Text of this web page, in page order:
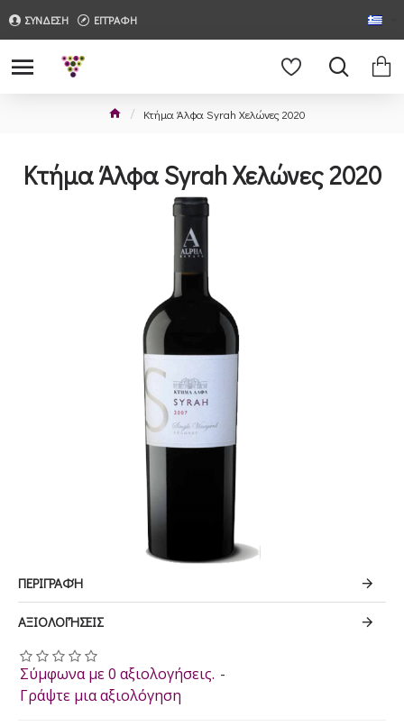
ΣΥΝΔΕΣΗ ΕΓΓΡΑΦΗ
Κτήμα Άλφα Syrah Χελώνες 2020
Κτήμα Άλφα Syrah Χελώνες 2020
ΠΕΡΙΓΡΑΦΉ
ΑΞΙΟΛΟΓΉΣΕΙΣ
Σύμφωνα με 0 αξιολογήσεις. -
Γράψτε μια αξιολόγηση